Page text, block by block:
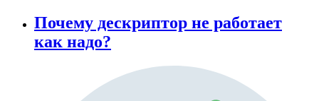
Почему дескриптор не работает
как надо?